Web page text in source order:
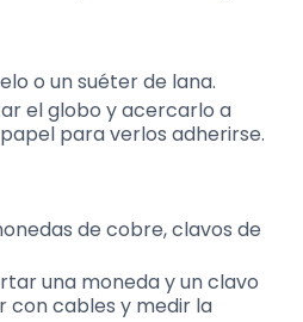
o un suéter de lana.
el globo y acercarlo a
para verlos adherirse.
de cobre, clavos de
una moneda y un clavo
con cables y medir la